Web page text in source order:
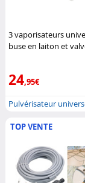
3 vaporisateurs
buse en laiton et
24,95€
Pulvérisateur
TOP VENTE